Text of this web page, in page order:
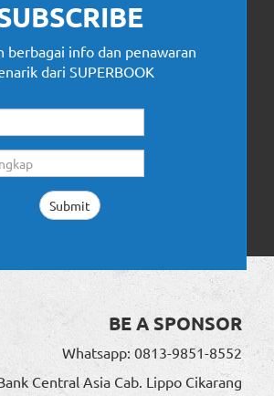
berbagai info dan penawaran
dari SUPERBOOK
BE A SPONSOR
Whatsapp: 0813-9851-8552
Central Asia Cab. Lippo Cikarang